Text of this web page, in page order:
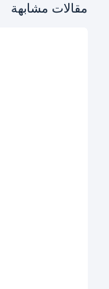
مقالات مشابهة